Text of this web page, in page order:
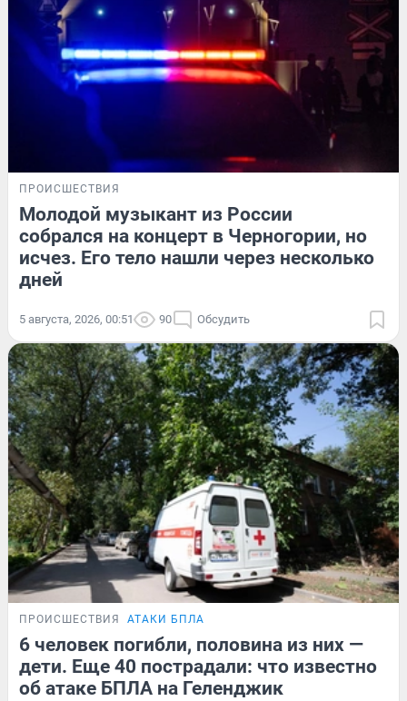
ПРОИСШЕСТВИЯ
Молодой музыкант из России
собрался на концерт в Черногории, но
исчез. Его тело нашли через несколько
дней
5 августа, 2026, 00:51 90 Обсудить
ПРОИСШЕСТВИЯ АТАКИ БПЛА
6 человек погибли, половина из них —
дети. Еще 40 пострадали: что известно
об атаке БПЛА на Геленджик